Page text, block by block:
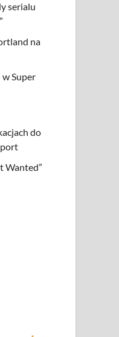
serialu
na
Super
do
Wanted”